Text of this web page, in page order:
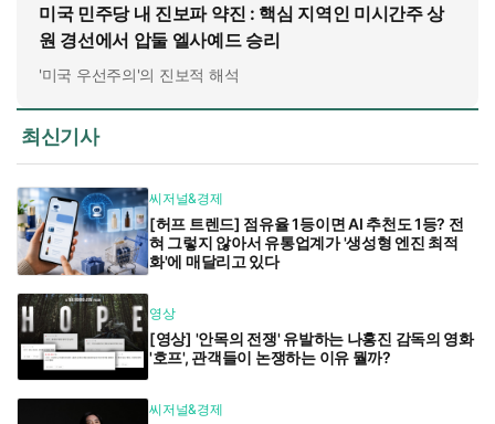
미국 민주당 내 진보파 약진 : 핵심 지역인 미시간주 상
원 경선에서 압둘 엘사예드 승리
'미국 우선주의'의 진보적 해석
최신기사
씨저널&경제
[허프 트렌드] 점유율 1등이면 AI 추천도 1등? 전
혀 그렇지 않아서 유통업계가 '생성형 엔진 최적
화'에 매달리고 있다
영상
[영상] '안목의 전쟁' 유발하는 나홍진 감독의 영화
'호프', 관객들이 논쟁하는 이유 뭘까?
씨저널&경제